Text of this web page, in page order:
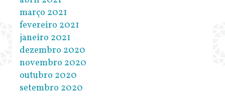
março 2021
fevereiro 2021
janeiro 2021
dezembro 2020
novembro 2020
outubro 2020
setembro 2020